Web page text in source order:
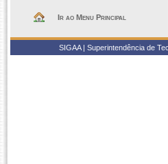
Ir ao Menu Principal
SIGAA | Superintendência de